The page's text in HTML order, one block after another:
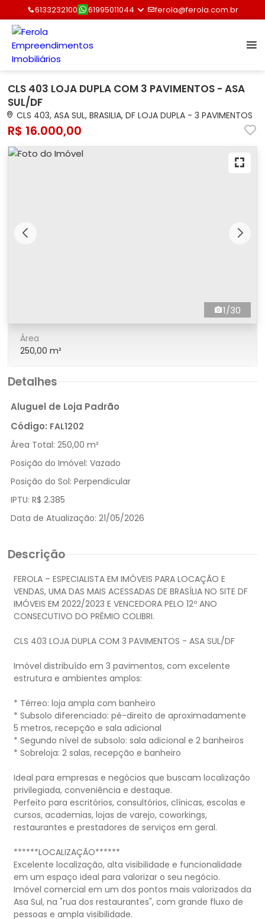
6133232100 61995011044 ferola@ferola.com.br
CLS 403 LOJA DUPLA COM 3 PAVIMENTOS - ASA
SUL/DF
CLS 403, ASA SUL, BRASILIA, DF LOJA DUPLA - 3 PAVIMENTOS
R$ 16.000,00
1/30
Área
250,00 m²
Detalhes
Aluguel de Loja Padrão
Código: FAL1202
Área Total: 250,00 m²
Posição do Imóvel: Vazado
Posição do Sol: Perpendicular
IPTU: R$ 2.385
Data de Atualização: 21/05/2026
Descrição
FEROLA – ESPECIALISTA EM IMÓVEIS PARA LOCAÇÃO E
VENDAS, UMA DAS MAIS ACESSADAS DE BRASÍLIA NO SITE DF
IMÓVEIS EM 2022/2023 E VENCEDORA PELO 12º ANO
CONSECUTIVO DO PRÊMIO COLIBRI.
CLS 403 LOJA DUPLA COM 3 PAVIMENTOS - ASA SUL/DF
Imóvel distribuído em 3 pavimentos, com excelente
estrutura e ambientes amplos:
* Térreo: loja ampla com banheiro
* Subsolo diferenciado: pé-direito de aproximadamente
5 metros, recepção e sala adicional
* Segundo nível de subsolo: sala adicional e 2 banheiros
* Sobreloja: 2 salas, recepção e banheiro
Ideal para empresas e negócios que buscam localização
privilegiada, conveniência e destaque.
Perfeito para escritórios, consultórios, clínicas, escolas e
cursos, academias, lojas de varejo, coworkings,
restaurantes e prestadores de serviços em geral.
******LOCALIZAÇÃO******
Excelente localização, alta visibilidade e funcionalidade
em um espaço ideal para valorizar o seu negócio.
Imóvel comercial em um dos pontos mais valorizados da
Asa Sul, na "rua dos restaurantes", com grande fluxo de
pessoas e ampla visibilidade.